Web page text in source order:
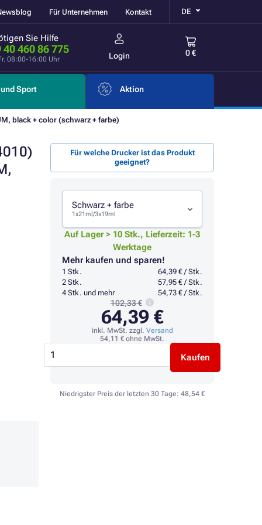
Für Unternehmen Kontakt DE
Sie Hilfe
40 460 86 775
08:00-16:00 Uhr Login 0 €
Sport Aktion
black + color (schwarz + farbe)
Für welche Drucker ist das Produkt
geeignet?
Schwarz + farbe
1x21ml/3x19ml
Auf Lager > 10 Stk., Lieferzeit: 1-3
Werktage
Mehr kaufen und sparen!
1 Stk.
64,39 € / Stk.
2 Stk.
57,95 € / Stk.
4 Stk. und mehr
54,73 € / Stk.
102,33 €
64,39 €
inkl. MwSt. zzgl. Versand
54,11 € ohne MwSt.
Kaufen
Niedrigster Preis der letzten 30 Tage: 48,54 €